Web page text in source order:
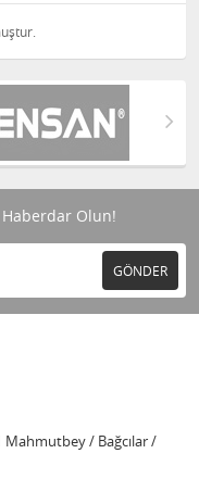
Olun!
GÖNDER
Mahmutbey / Bağcılar /